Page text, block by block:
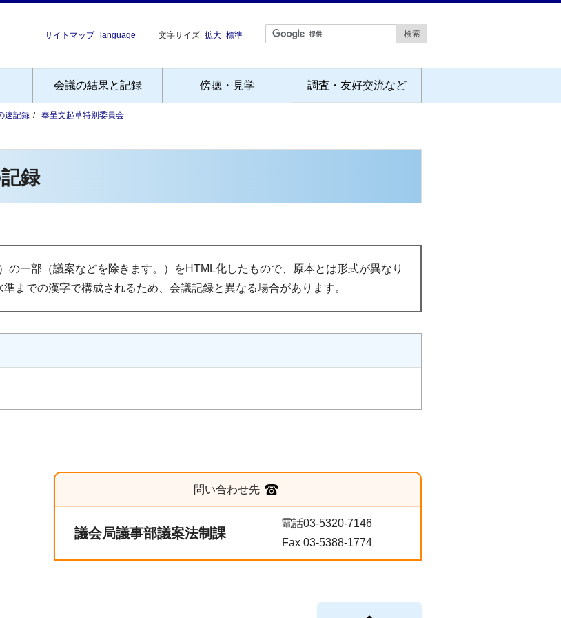
サイトマップ language 文字サイズ 拡大 標準
会議の結果と記録 傍聴・見学 調査・友好交流など
速記録 奉呈文起草特別委員会
録
の一部（議案などを除きます。）をHTML化したもので、原本とは形式が異なり
までの漢字で構成されるため、会議記録と異なる場合があります。
問い合わせ先
議会局議事部議案法制課
電話03-5320-7146
Fax 03-5388-1774